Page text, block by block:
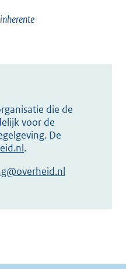
die de
voor de
De
.